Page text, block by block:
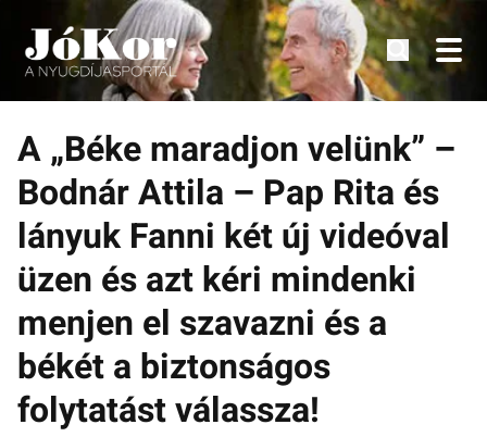
Tovább
tartalomra
Tudnivalók, érdekességek idősek számára.
A „Béke maradjon velünk” –
Bodnár Attila – Pap Rita és
lányuk Fanni két új videóval
üzen és azt kéri mindenki
menjen el szavazni és a
békét a biztonságos
folytatást válassza!